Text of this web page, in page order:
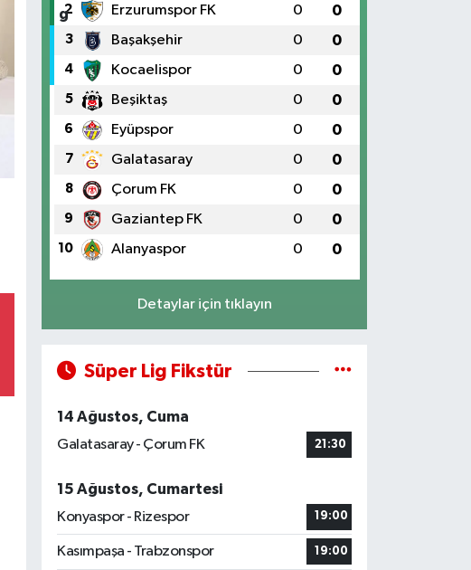
2 Erzurumspor FK 0 0
3 Başakşehir 0 0
4 Kocaelispor 0 0
5 Beşiktaş 0 0
6 Eyüpspor 0 0
7 Galatasaray 0 0
8 Çorum FK 0 0
9 Gaziantep FK 0 0
10 Alanyaspor 0 0
Detaylar için tıklayın
Süper Lig Fikstür
14 Ağustos, Cuma
Galatasaray - Çorum FK
21:30
15 Ağustos, Cumartesi
Konyaspor - Rizespor
19:00
Kasımpaşa - Trabzonspor 19:00